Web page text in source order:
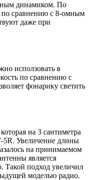
динамиком. По
по сравнению с 8-омным
даже при
исползовать в
по сравнению с
фонарику светить
на 3 сантиметра
5R. Увеличение длины
на принимаемом
является
Такой подход увеличил
моделью радио.